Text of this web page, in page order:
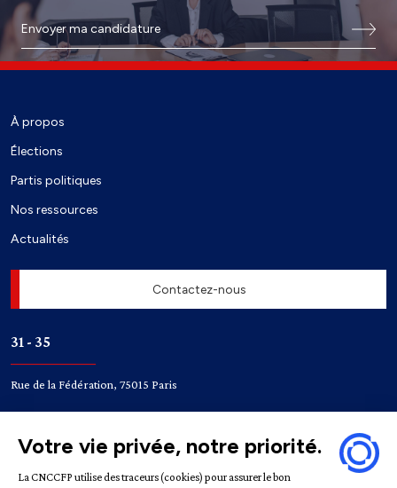
Envoyer ma candidature
À propos
Élections
Partis politiques
Nos ressources
Actualités
Contactez-nous
31 - 35
Rue de la Fédération, 75015 Paris
Bir-Hakeim Champ de Mars